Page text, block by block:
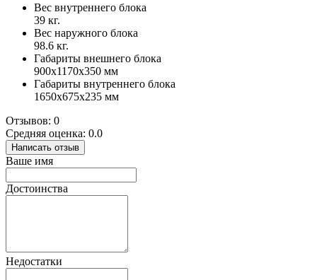
Вес внутреннего блока
39 кг.
Вес наружного блока
98.6 кг.
Габариты внешнего блока
900x1170x350 мм
Габариты внутреннего блока
1650x675x235 мм
Отзывов: 0
Средняя оценка: 0.0
Написать отзыв
Ваше имя
Достоинства
Недостатки